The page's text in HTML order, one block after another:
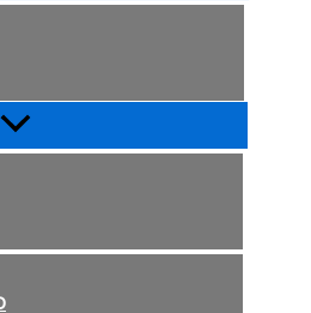
Переключатель